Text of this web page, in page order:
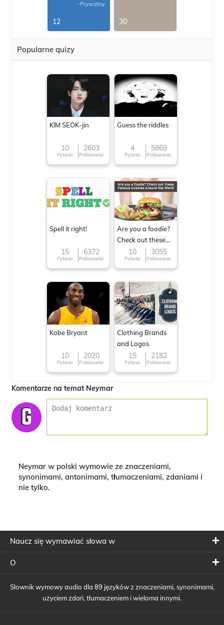
-Prywatny
12 30
Popularne quizy
KIM SEOK-jin
10
Pytania
2603
Próbowanie
Guess the riddles
4
Pytania
5869
Próbowanie
Spell it right!
15
Pytania
6372
Próbowanie
Are you a foodie?
Check out these
Famous cuisines
around the World
10
Pytania
3055
Próbowanie
Kobe Bryant
10
Pytania
2020
Próbowanie
Clothing Brands
and Logos
15
Pytania
2182
Próbowanie
Komentarze na temat Neymar
Neymar w polski wymowie ze znaczeniami,
synonimami, antonimami, tłumaczeniami, zdaniami i
nie tylko.
Naucz się wymawiać słowa w
O
Słownik wymowy audio dla 89 języków z znaczeniami, synonimami,
użyciem zdań, tłumaczeniem i wieloma innymi.